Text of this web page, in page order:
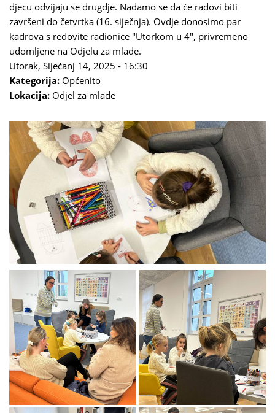
djecu odvijaju se drugdje. Nadamo se da će radovi biti
završeni do četvrtka (16. siječnja). Ovdje donosimo par
kadrova s redovite radionice "Utorkom u 4", privremeno
udomljene na Odjelu za mlade.
Utorak, Siječanj 14, 2025 - 16:30
Kategorija: Općenito
Lokacija: Odjel za mlade